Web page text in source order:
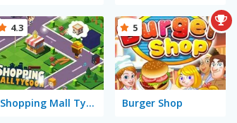
Shopping Mall Tycoon
4.3
Burger Shop
5